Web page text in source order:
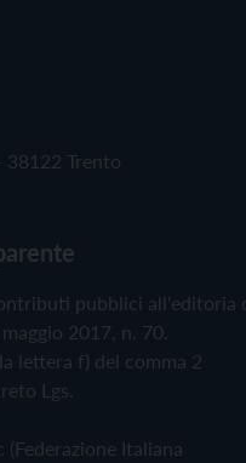
38122 Trento
pubblici all'editoria
2017, n. 70.
lettera f) del comma 2
Lgs.
Italiana